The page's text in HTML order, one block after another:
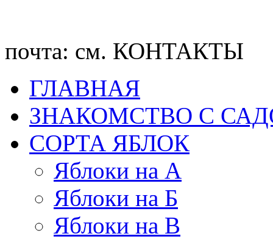
почта: см. КОНТАКТЫ
ГЛАВНАЯ
ЗНАКОМСТВО С
CОРТА ЯБЛОК
Яблоки на А
Яблоки на Б
Яблоки на В